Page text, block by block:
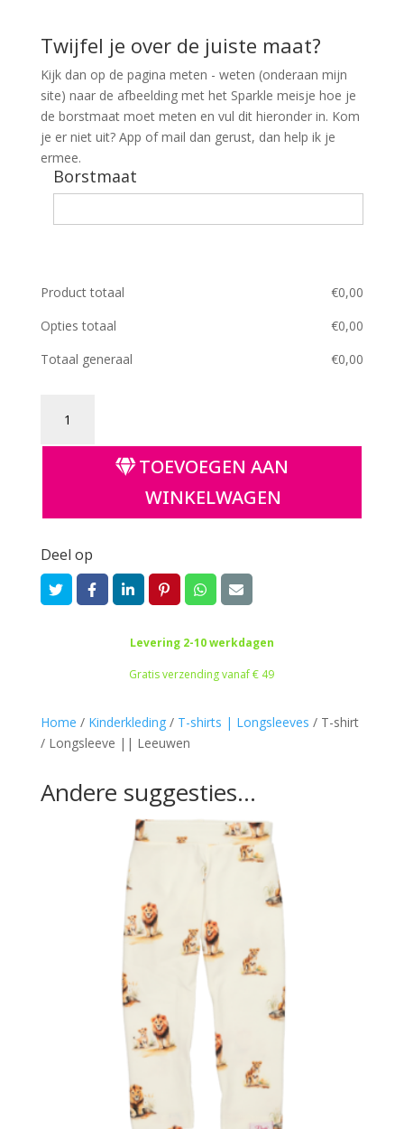
Twijfel je over de juiste maat?
Kijk dan op de pagina meten - weten (onderaan mijn
site) naar de afbeelding met het Sparkle meisje hoe je
de borstmaat moet meten en vul dit hieronder in. Kom
je er niet uit? App of mail dan gerust, dan help ik je
ermee.
Borstmaat
Product totaal €0,00
Opties totaal
€0,00
Totaal generaal
€0,00
/
TOEVOEGEN AAN
WINKELWAGEN
Deel op
Levering 2-10 werkdagen
Gratis verzending vanaf € 49
Home / Kinderkleding/ T-shirts | Longsleeves / T-shirt
/ Longsleeve || Leeuwen
Andere suggesties…